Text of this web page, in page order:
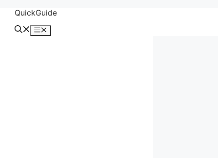
QuickGuide
메